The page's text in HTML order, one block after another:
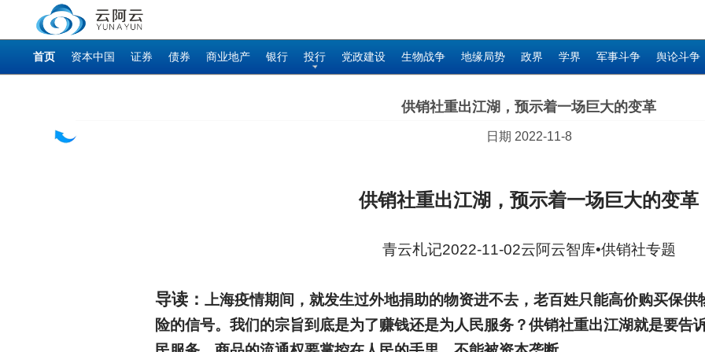
首页 资本中国 证券 债券 商业地产 银行 投行 党政建设 生物战争 地缘局势 政界 学界 军事斗争 舆论斗争
供销社重出江湖，预示着一场巨大的变革
日期 2022-11-8
供销社重出江湖，预示着一场巨大的变革
青云札记2022-11-02云阿云智库•供销社专题
导读： 上海疫情期间，就发生过外地捐助的物资进不去，老百姓只能高价购买保
险的信号。我们的宗旨到底是为了赚钱还是为人民服务？供销社重出江湖就是要告